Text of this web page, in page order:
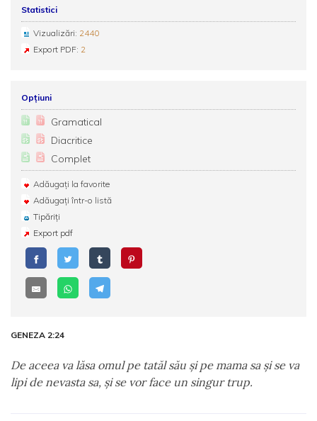
Statistici
Vizualizări: 2440
Export PDF: 2
Opțiuni
Gramatical
Diacritice
Complet
Adăugați la favorite
Adăugați într-o listă
Tipăriți
Export pdf
GENEZA 2:24
De aceea va lăsa omul pe tatăl său şi pe mama sa şi se va
lipi de nevasta sa, şi se vor face un singur trup.